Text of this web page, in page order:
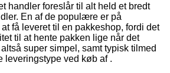
handler foreslår til alt held et bredt
En af de populære er på
få leveret til en pakkeshop, fordi det
til at hente pakken lige når det
super simpel, samt typisk tilmed
leveringstype ved køb af .